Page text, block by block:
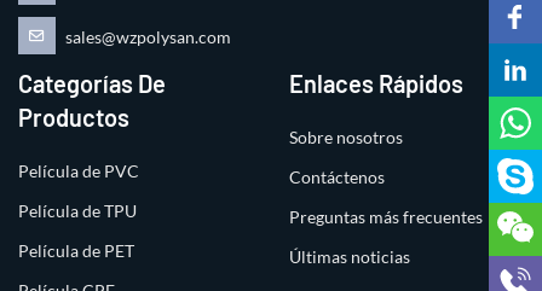
sales@wzpolysan.com
Categorías De
Productos
Película de PVC
Película de TPU
Película de PET
Enlaces Rápidos
Sobre nosotros
Contáctenos
Preguntas más frecuentes
Últimas noticias